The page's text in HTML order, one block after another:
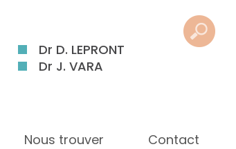
Dr D. LEPRONT
Dr J. VARA
Nous trouver Contact